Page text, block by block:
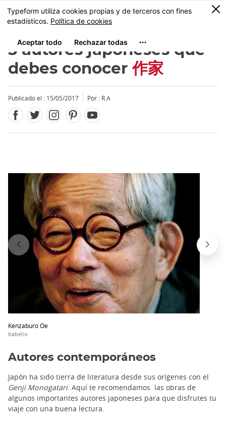
Tamaño
MENU
0
5 autores japoneses que
debes conocer作家
Publicado el : 15/05/2017 Por : R.A
Kenzaburo Oe
babelio
Close
Autores contemporáneos
Japón ha sido tierra de literatura desde sus orígenes con el
Genji Monogatari. Aquí te recomendamos las obras de
algunos importantes autores japoneses para que disfrutes tu
viaje con una buena lectura.